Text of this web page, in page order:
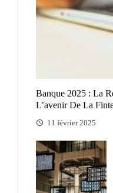
Banque 2025 : La
L’avenir De La
11 février 2025